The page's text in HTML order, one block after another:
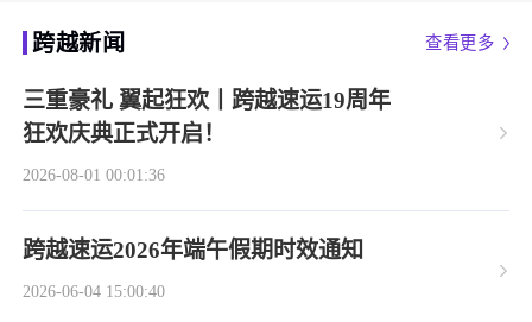
跨越新闻 查看更多
三重豪礼 翼起狂欢丨跨越速运19周年
狂欢庆典正式开启！
2026-08-01 00:01:36
跨越速运2026年端午假期时效通知
2026-06-04 15:00:40